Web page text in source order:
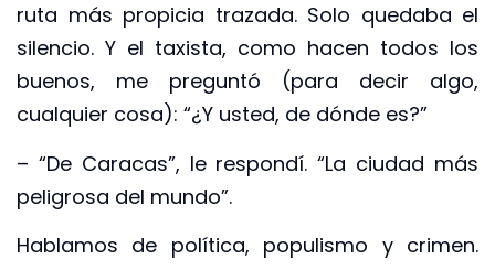
ruta más propicia trazada. Solo quedaba el
silencio. Y el taxista, como hacen todos los
buenos, me preguntó (para decir algo,
cualquier cosa): “¿Y usted, de dónde es?”
– “De Caracas”, le respondí. “La ciudad más
peligrosa del mundo”.
Hablamos de política, populismo y crimen.